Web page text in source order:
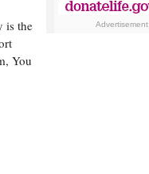
is the
You
Advertisement